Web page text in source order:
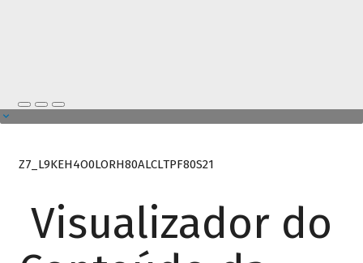
Z7_L9KEH4O0LORH80ALCLTPF80S21
Visualizador do